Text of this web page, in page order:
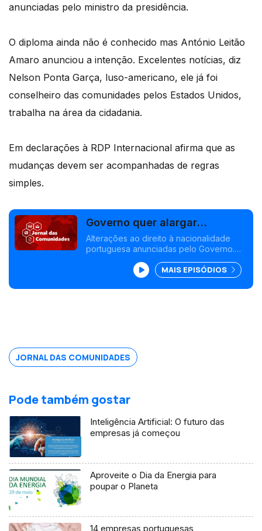
anunciadas pelo ministro da presidência.
O diploma ainda não é conhecido mas António Leitão
Amaro anunciou a intenção. Excelentes notícias, diz
Nelson Ponta Garça, luso-americano, ele já foi
conselheiro das comunidades pelos Estados Unidos,
trabalha na área da cidadania.
Em declarações à RDP Internacional afirma que as
mudanças devem ser acompanhadas de regras
simples.
Governo quer alargar
nacionalidade a bisnetos de
portugueses
Alterações ao direito à nacionalidade
portuguesa anunciadas pelo Governo.
Luxemburgo faz sucesso em festival de
churrasco em Barcelona. Edição Susana
Barros.
MAIS EPISÓDIOS
JORNAL DAS COMUNIDADES
Pode também gostar
Inteligência Artificial: O futuro das
empresas já começou
Aproveite o Dia da Energia para
poupar o Planeta
14 empresas portuguesas